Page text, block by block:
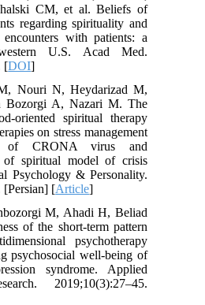
CM, et al. Beliefs of
regarding spirituality and
encounters with patients: a
U.S. Acad Med.
[DOI
M, Nouri N, Heydarizad M,
Bozorgi A, Nazari M. The
oriented spiritual therapy
on stress management
of CRONA virus and
of spiritual model of crisis
Psychology & Personality.
[Persian] [Article
M, Ahadi H, Beliad
of the short-term pattern
psychotherapy
psychosocial well-being of
syndrome. Applied
2019;10(3):27–45.